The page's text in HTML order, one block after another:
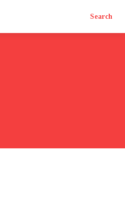
Search